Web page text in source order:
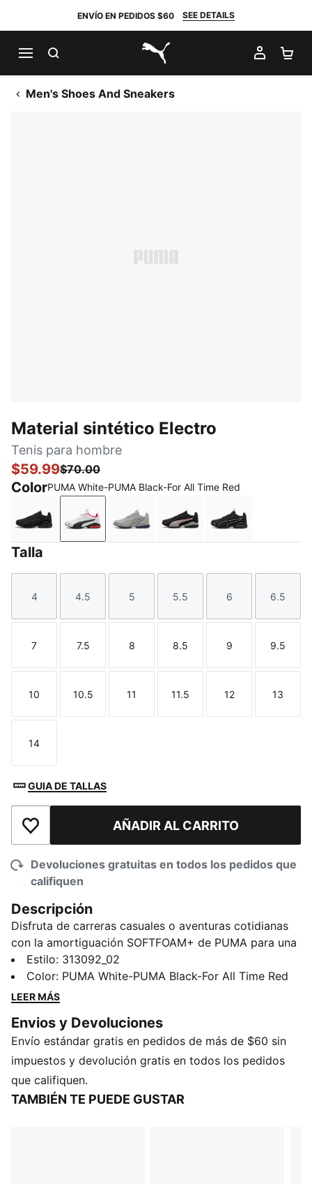
ENVÍO EN PEDIDOS $60 SEE DETAILS
PUMA.com
MI
Men's Shoes And Sneakers
Material sintético Electro
Tenis para hombre
$59.99$70.00
ColorPUMA White-PUMA Black-For All Time Red
PUMA Black-Shadow Gray
PUMA White-PUMA Black-For All Time Red
Gray Echo-PUMA Navy
PUMA Black-Gray Echo-
PUMA Black-
Talla
Talla
4
Talla
4.5
Talla
5
Talla
5.5
Talla
6
Talla
6.5
Talla
7
Talla
7.5
Talla
8
Talla
8.5
Talla
9
Talla
9.5
Talla
10
Talla
10.5
Talla
11
Talla
11.5
Talla
12
Talla
13
Talla
14
GUIA DE TALLAS
Añadir a la lista de deseosAÑADIR AL CARRITO
Devoluciones gratuitas en todos los pedidos que
califiquen
Descripción
Disfruta de carreras casuales o aventuras cotidianas
con la amortiguación SOFTFOAM+ de PUMA para una
pisada cómoda. Un cambrillón de TPU añade soporte
y estilo, mientras que el empeine de piel sintética
garantiza durabilidad. La suela de goma de longitud
superficies asfálticas y ambientes relajados.
Rendimiento PUMA, diseñado para tu zancada.
Estilo: 313092_02
Color: PUMA White-PUMA Black-For All Time Red
LEER MÁS
Envios y Devoluciones
Envío estándar gratis en pedidos de más de $60 sin
impuestos y devolución gratis en todos los pedidos
que califiquen.
TAMBIÉN TE PUEDE GUSTAR